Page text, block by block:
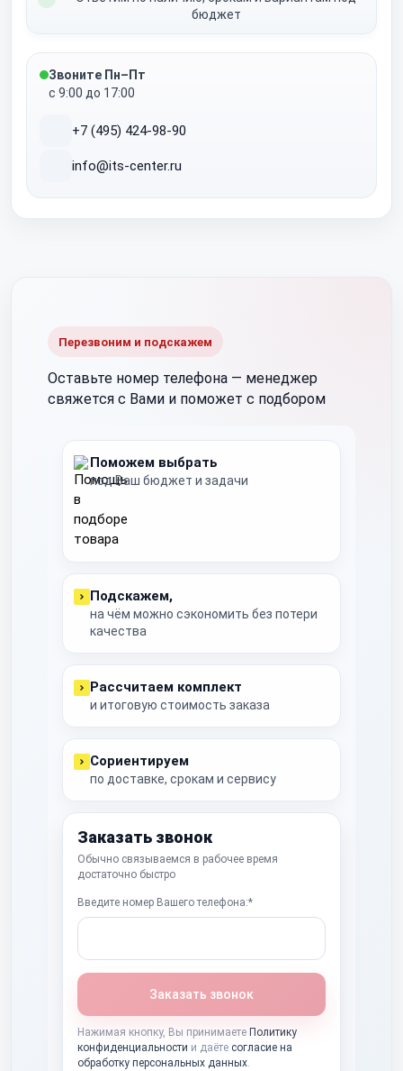
бюджет
Звоните Пн–Пт
с 9:00 до 17:00
+7 (495) 424-98-90
info@its-center.ru
Перезвоним и подскажем
Оставьте номер телефона — менеджер
свяжется с Вами и поможет с подбором
Поможем выбрать
под Ваш бюджет и задачи
Подскажем,
на чём можно сэкономить без потери
качества
Рассчитаем комплект
и итоговую стоимость заказа
Сориентируем
по доставке, срокам и сервису
Заказать звонок
Обычно связываемся в рабочее время
достаточно быстро
Введите номер Вашего телефона:*
Заказать звонок
Нажимая кнопку, Вы принимаете Политику
конфиденциальности и даёте согласие на
обработку персональных данных.